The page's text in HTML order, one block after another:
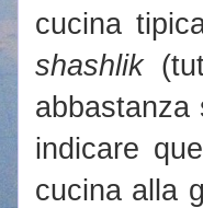
cucina
shashlik
abbastanza
indicare
cucina alla